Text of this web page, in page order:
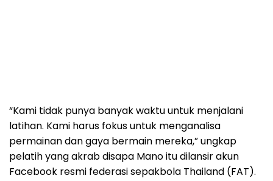
“Kami tidak punya banyak waktu untuk menjalani
latihan. Kami harus fokus untuk menganalisa
permainan dan gaya bermain mereka,” ungkap
pelatih yang akrab disapa Mano itu dilansir akun
Facebook resmi federasi sepakbola Thailand (FAT).